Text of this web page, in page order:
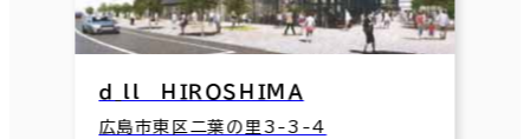
ｄ_ll ＨＩＲＯＳＨＩＭＡ
広島市東区二葉の里3-3-4